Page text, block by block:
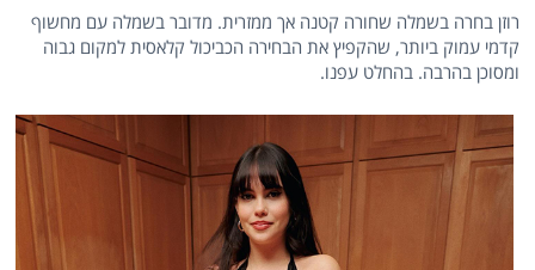
רוזן בחרה בשמלה שחורה קטנה אך ממזרית. מדובר בשמלה עם מחשוף
קדמי עמוק ביותר, שהקפיץ את הבחירה הכביכול קלאסית למקום גבוה
ומסוכן בהרבה. בהחלט עפנו.